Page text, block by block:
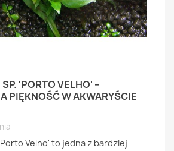
'PORTO VELHO' –
PIĘKNOŚĆ W AKWARYŚCIE
Velho' to jedna z bardziej